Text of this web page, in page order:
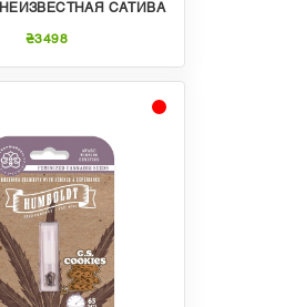
НЕИЗВЕСТНАЯ САТИВА
₴3498